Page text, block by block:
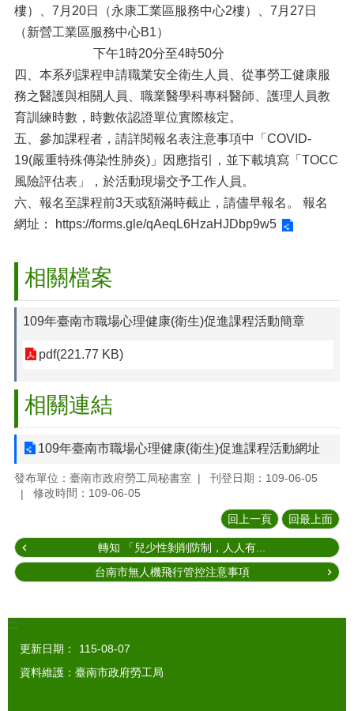
樓）、7月20日（永康工業區服務中心2樓）、7月27日
（新營工業區服務中心B1）
下午1時20分至4時50分
四、本系列課程申請職業安全衛生人員、從事勞工健康服
務之醫護與相關人員、職業醫學科專科醫師、護理人員教
育訓練時數，時數依認證單位實際核定。
五、參加課程者，請詳閱報名表注意事項中「COVID-
19(嚴重特殊傳染性肺炎)」因應指引，並下載填寫「TOCC
風險評估表」，於活動現場交予工作人員。
六、報名至課程前3天或額滿時截止，請儘早報名。 報名
網址：
https://forms.gle/qAeqL6HzaHJDbp9w5
相關檔案
109年臺南市職場心理健康(衛生)促進課程活動簡章
pdf(221.77 KB)
相關連結
109年臺南市職場心理健康(衛生)促進課程活動網址
發布單位：臺南市政府勞工局秘書室
刊登日期：109-06-05
修改時間：109-06-05
回上一頁 回最上面
轉知 「兒少性剝削防制，人人有...
台南市無人機飛行管控注意事項
:::
更新日期：
115-08-07
資料維護：臺南市政府勞工局